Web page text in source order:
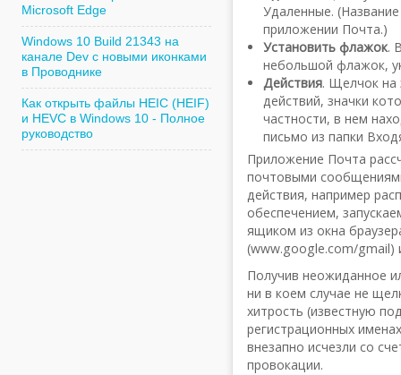
Удаленные.
приложении Почта.)
Установить флажок.
небольшой флажок,
Действия. Щелчок на
действий, значки
частности, в нем
письмо из папки
Приложение Почта
почтовыми
действия, например
обеспечением,
ящиком из окна
(www.google.com/gmail)
Получив неожиданное
ни в коем случае не
хитрость (известную
регистрационных
внезапно исчезли со
провокации.
Microsoft Edge
Windows 10 Build 21343 на
канале Dev с новыми иконками
в Проводнике
Как открыть файлы HEIC (HEIF)
и HEVC в Windows 10 - Полное
руководство